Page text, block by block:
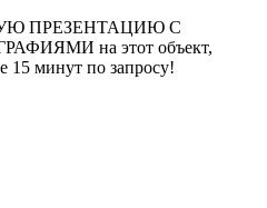
ПРЕЗЕНТАЦИЮ С
на этот объект,
15 минут по запросу!